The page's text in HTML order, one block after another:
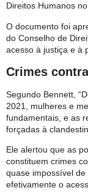
Direitos Humanos
O documento foi
do Conselho de
acesso à justiça e à
Crimes
Segundo Bennett,
2021, mulheres e
fundamentais, e as
forçadas à
Ele alertou que as
constituem crimes
quase impossível
efetivamente o